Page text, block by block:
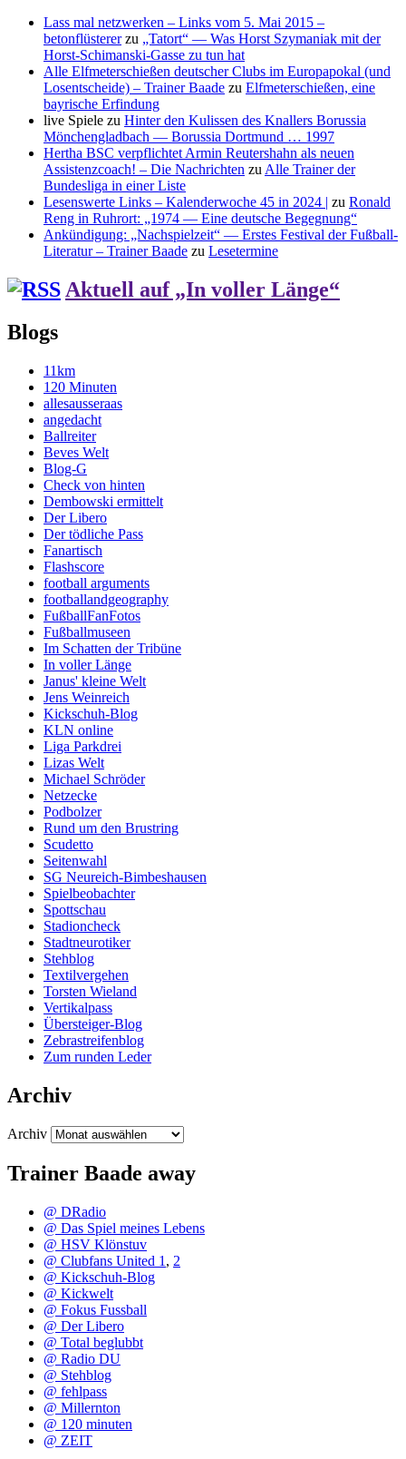
Lass mal netzwerken – Links vom 5. Mai 2015 –
betonflüstererzu „Tatort“ — Was Horst Szymaniak mit der
Horst-Schimanski-Gasse zu tun hat
Alle Elfmeterschießen deutscher Clubs im Europapokal (und
Losentscheide) – Trainer Baade zu Elfmeterschießen, eine
bayrische Erfindung
live Spiele zu Hinter den Kulissen des Knallers Borussia
Mönchengladbach — Borussia Dortmund … 1997
Hertha BSC verpflichtet Armin Reutershahn als neuen
Assistenzcoach! – Die Nachrichten zuAlle Trainer der
Bundesliga in einer Liste
Lesenswerte Links – Kalenderwoche 45 in 2024 | zu Ronald
Reng in Ruhrort: „1974 — Eine deutsche Begegnung“
Ankündigung: „Nachspielzeit“ — Erstes Festival der Fußball-
Literatur – Trainer Baade zu Lesetermine
Aktuell auf „In voller Länge“
Blogs
11km
120 Minuten
allesausseraas
angedacht
Ballreiter
Beves Welt
Blog-G
Check von hinten
Dembowski ermittelt
Der Libero
Der tödliche Pass
Fanartisch
Flashscore
football arguments
footballandgeography
FußballFanFotos
Fußballmuseen
Im Schatten der Tribüne
In voller Länge
Janus' kleine Welt
Jens Weinreich
Kickschuh-Blog
KLN online
Liga Parkdrei
Lizas Welt
Michael Schröder
Netzecke
Podbolzer
Rund um den Brustring
Scudetto
Seitenwahl
SG Neureich-Bimbeshausen
Spielbeobachter
Spottschau
Stadioncheck
Stadtneurotiker
Stehblog
Textilvergehen
Torsten Wieland
Vertikalpass
Übersteiger-Blog
Zebrastreifenblog
Zum runden Leder
Archiv
Archiv
Trainer Baade away
@ DRadio
@ Das Spiel meines Lebens
@ HSV Klönstuv
@ Clubfans United 1 , 2
@ Kickschuh-Blog
@ Kickwelt
@ Fokus Fussball
@ Der Libero
@ Total beglubbt
@ Radio DU
@ Stehblog
@ fehlpass
@ Millernton
@ 120 minuten
@ ZEIT